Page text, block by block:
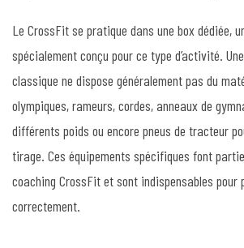
Le CrossFit se pratique dans une box dédiée,
spécialement conçu pour ce type d’activité.
classique ne dispose généralement pas du
olympiques, rameurs, cordes, anneaux de
différents poids ou encore pneus de tracteur
tirage. Ces équipements spécifiques font
coaching CrossFit et sont indispensables pour
correctement.